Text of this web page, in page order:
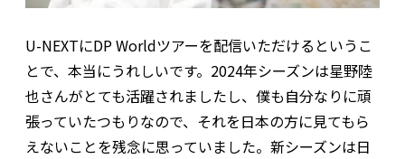
U-NEXTにDP Worldツアーを配信いただけるというこ
とで、本当にうれしいです。2024年シーズンは星野陸
也さんがとても活躍されましたし、僕も自分なりに頑
張っていたつもりなので、それを日本の方に見てもら
えないことを残念に思っていました。新シーズンは日